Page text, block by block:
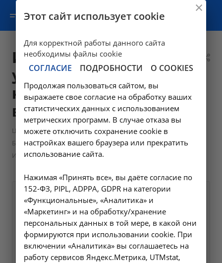
Исследование
уровня натрия в
крови - A09.05.030
в Ангарске
Цены в Ангарске — Лабораторные исследования
Биохимические исследования —
Исследование уровня натрия в крови - A09.05.030 в Ангарске
Оформите заявку на сайте,
мы свяжемся с вами в
ближайшее время и ответим
на все интересующие
вопросы.
Этот сайт использует cookie
Для корректной работы данного сайта
необходимы файлы cookie
СОГЛАСИЕ ПОДРОБНОСТИ О COOKIES
Продолжая пользоваться сайтом, вы
выражаете свое согласие на обработку ваших
статистических данных с использованием
метрических программ. В случае отказа вы
можете отключить сохранение cookie в
настройках вашего браузера или прекратить
использование сайта.
Нажимая «Принять все», вы даёте согласие по
152-ФЗ, PIPL, ADPPA, GDPR на категории
«Функциональные», «Аналитика» и
«Маркетинг» и на обработку/хранение
персональных данных в той мере, в какой они
формируются при использовании cookie. При
включении «Аналитика» вы соглашаетесь на
работу сервисов Яндекс.Метрика, UTMstat,